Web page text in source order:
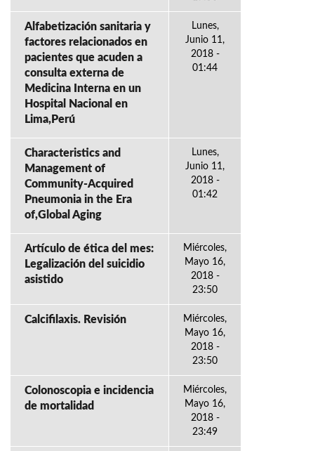
Alfabetización sanitaria y
factores relacionados en
pacientes que acuden a
consulta externa de
Medicina Interna en un
Hospital Nacional en
Lima,Perú
Lunes,
Junio 11,
2018 -
01:44
Characteristics and
Management of
Community-Acquired
Pneumonia in the Era
of,Global Aging
Lunes,
Junio 11,
2018 -
01:42
Artículo de ética del mes:
Legalización del suicidio
asistido
Miércoles,
Mayo 16,
2018 -
23:50
Calcifilaxis. Revisión
Miércoles,
Mayo 16,
2018 -
23:50
Colonoscopia e incidencia
de mortalidad
Miércoles,
Mayo 16,
2018 -
23:49